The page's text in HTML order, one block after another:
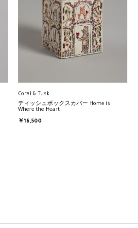
Coral & Tusk
ティッシュボックスカバー Home is
Where the Heart
￥16,500